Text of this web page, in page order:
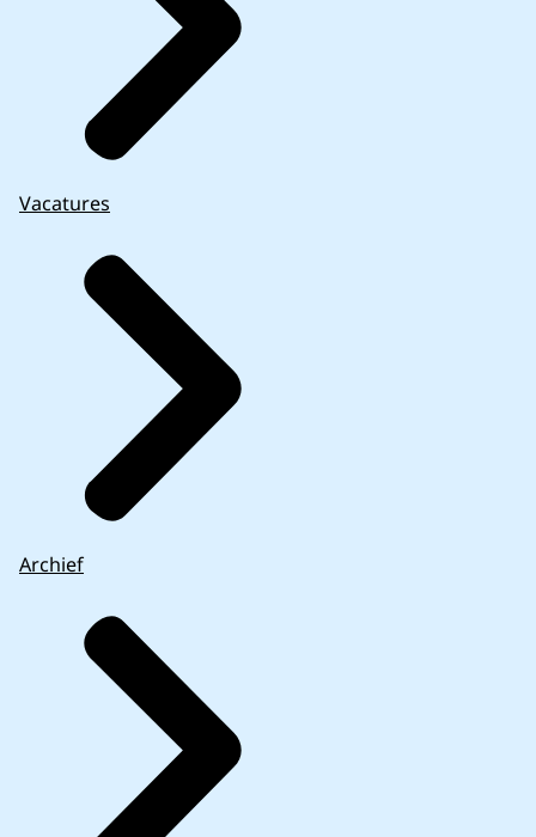
Vacatures
Archief